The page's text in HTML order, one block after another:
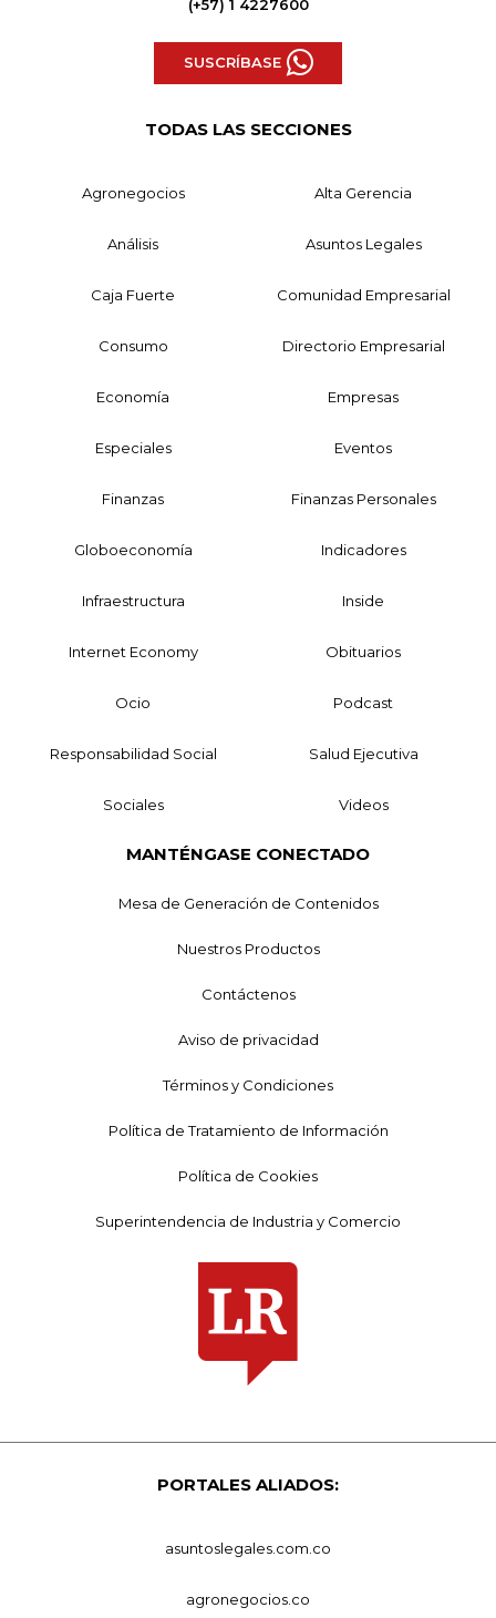
(+57) 1 4227600
SUSCRÍBASE
TODAS LAS SECCIONES
Agronegocios Alta Gerencia
Análisis Asuntos Legales
Caja Fuerte Comunidad Empresarial
Consumo Directorio Empresarial
Economía Empresas
Especiales Eventos
Finanzas Finanzas Personales
Globoeconomía Indicadores
Infraestructura Inside
Internet Economy Obituarios
Ocio Podcast
Responsabilidad Social Salud Ejecutiva
Sociales Videos
MANTÉNGASE CONECTADO
Mesa de Generación de Contenidos
Nuestros Productos
Contáctenos
Aviso de privacidad
Términos y Condiciones
Política de Tratamiento de Información
Política de Cookies
Superintendencia de Industria y Comercio
PORTALES ALIADOS:
asuntoslegales.com.co
agronegocios.co